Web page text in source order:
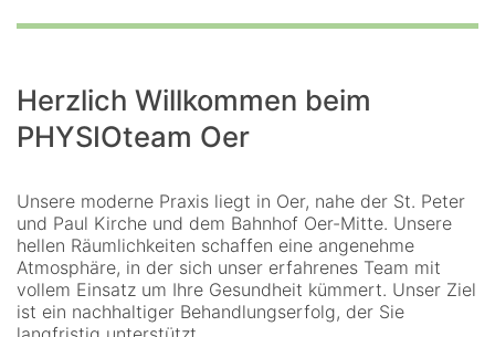
Herzlich Willkommen beim
PHYSIOteam Oer
Unsere moderne Praxis liegt in Oer, nahe der St. Peter
und Paul Kirche und dem Bahnhof Oer-Mitte. Unsere
hellen Räumlichkeiten schaffen eine angenehme
Atmosphäre, in der sich unser erfahrenes Team mit
vollem Einsatz um Ihre Gesundheit kümmert. Unser Ziel
ist ein nachhaltiger Behandlungserfolg, der Sie